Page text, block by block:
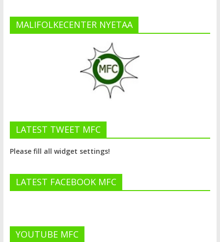
MALIFOLKECENTER NYETAA
LATEST TWEET MFC
Please fill all widget settings!
LATEST FACEBOOK MFC
YOUTUBE MFC